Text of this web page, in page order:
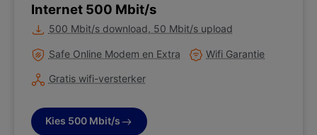
Internet 500 Mbit/s
Meer informatie over
500 Mbit/s download, 50 Mbit/s upload
Meer informatie over
Safe Online Modem en Extra Meer informatie over
Wifi Garantie
Meer informatie over
Gratis wifi-versterker
Kies 500 Mbit/s